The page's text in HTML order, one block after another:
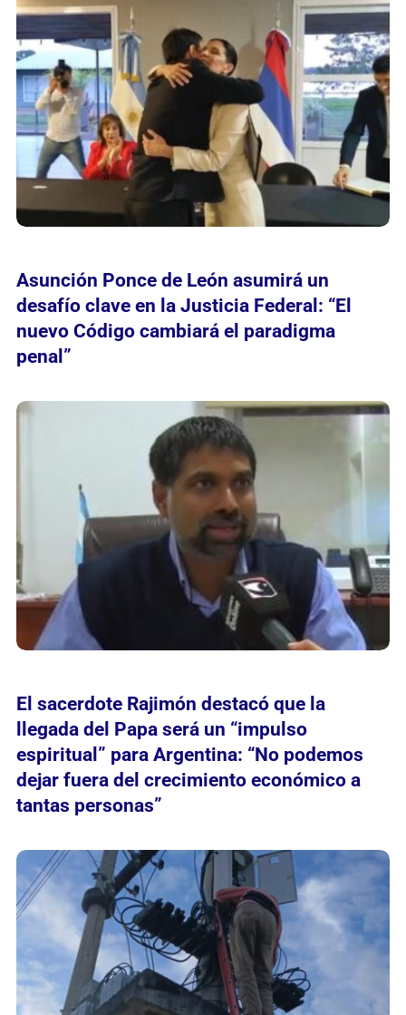
Asunción Ponce de León asumirá un
desafío clave en la Justicia Federal: “El
nuevo Código cambiará el paradigma
penal”
El sacerdote Rajimón destacó que la
llegada del Papa será un “impulso
espiritual” para Argentina: “No podemos
dejar fuera del crecimiento económico a
tantas personas”